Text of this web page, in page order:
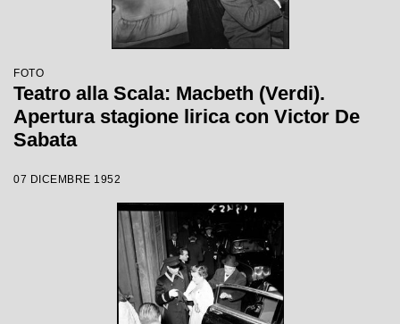
FOTO
Teatro alla Scala: Macbeth (Verdi).
Apertura stagione lirica con Victor De
Sabata
07 DICEMBRE 1952